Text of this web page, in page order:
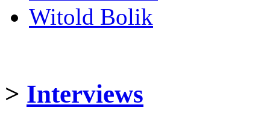
Witold Bolik
> Interviews